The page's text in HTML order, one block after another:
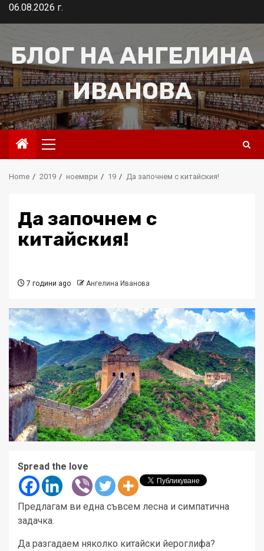
Skip06.08.2026 г.
БЛОГ НА АНГЕЛИНА
ИВАНОВА
Primary
Menu
Home 2019 ноември 19 Да започнем с китайския!
Да започнем с
китайския!
7 години ago Ангелина Иванова
Spread the love
Предлагам ви една съвсем лесна и симпатична
задачка.
Да разгадаем няколко китайски йероглифа?